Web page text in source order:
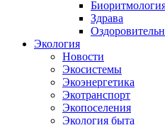
Здрава
Экология
Новости
Экосистемы
Экоэнергетика
Экотранспорт
Экопоселения
Экология быта